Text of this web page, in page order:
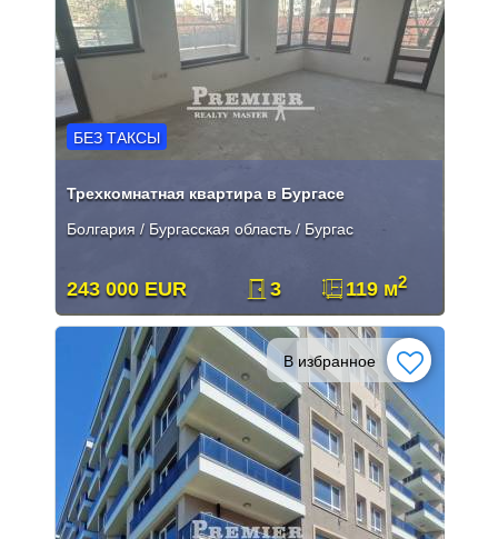
БЕЗ ТАКСЫ
Трехкомнатная квартира в Бургасе
Болгария / Бургасская область / Бургас
243 000 EUR 3 119 м2
В избранное